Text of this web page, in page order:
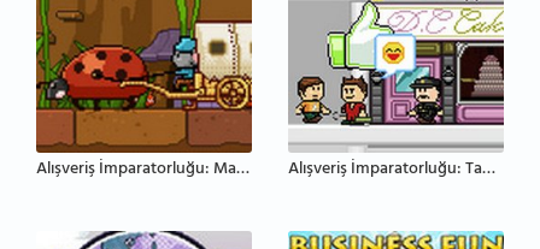
Alışveriş İmparatorluğu: Masal Alışveriş İmparatorluğu: Tantana